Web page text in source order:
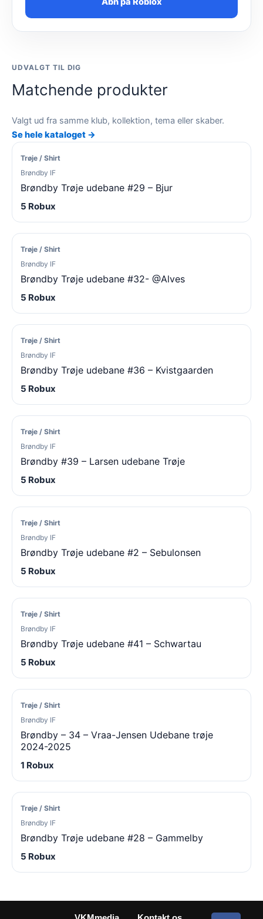
UDVALGT TIL DIG
Matchende produkter
Valgt ud fra samme klub, kollektion, tema eller skaber.
Se hele kataloget →
Trøje / Shirt
Brøndby IF
Brøndby Trøje udebane #29 – Bjur
5 Robux
Trøje / Shirt
Brøndby IF
Brøndby Trøje udebane #32- @Alves
5 Robux
Trøje / Shirt
Brøndby IF
Brøndby Trøje udebane #36 – Kvistgaarden
5 Robux
Trøje / Shirt
Brøndby IF
Brøndby #39 – Larsen udebane Trøje
5 Robux
Trøje / Shirt
Brøndby IF
Brøndby Trøje udebane #2 – Sebulonsen
5 Robux
Trøje / Shirt
Brøndby IF
Brøndby Trøje udebane #41 – Schwartau
5 Robux
Trøje / Shirt
Brøndby IF
Brøndby – 34 – Vraa-Jensen Udebane trøje
2024-2025
1 Robux
Trøje / Shirt
Brøndby IF
Brøndby Trøje udebane #28 – Gammelby
5 Robux